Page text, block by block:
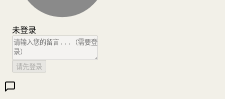
未登录
请先登录